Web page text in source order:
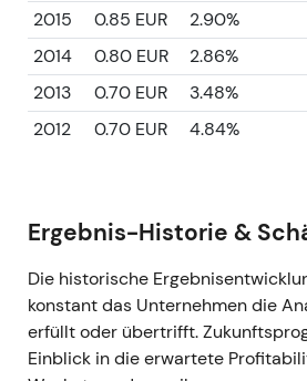
2015
0.85 EUR
2.90%
2014
0.80 EUR
2.86%
2013
0.70 EUR
3.48%
2012
0.70 EUR 4.84%
Ergebnis-Historie &
Die historische
konstant das Unternehmen die
erfüllt oder übertrifft.
Einblick in die erwartete